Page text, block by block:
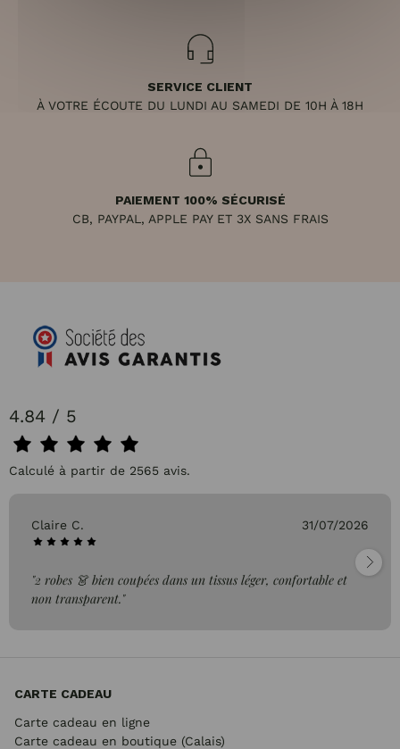
SERVICE CLIENT
À VOTRE ÉCOUTE DU LUNDI AU SAMEDI DE 10H À 18H
PAIEMENT 100% SÉCURISÉ
CB, PAYPAL, APPLE PAY ET 3X SANS FRAIS
4.84 / 5
Calculé à partir de 2565 avis.
Claire C. 31/07/2026
"2 robes 👗 bien coupées dans un tissus léger, confortable et
non transparent."
CARTE CADEAU
Carte cadeau en ligne
Carte cadeau en boutique (Calais)